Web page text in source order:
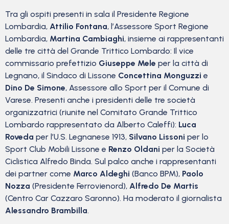
Tra gli ospiti presenti in sala il Presidente Regione
Lombardia, Attilio Fontana, l’Assessore Sport Regione
Lombardia, Martina Cambiaghi, insieme ai rappresentanti
delle tre città del Grande Trittico Lombardo: Il vice
commissario prefettizio Giuseppe Mele per la città di
Legnano, il Sindaco di Lissone Concettina Monguzzi e
Dino De Simone, Assessore allo Sport per il Comune di
Varese. Presenti anche i presidenti delle tre società
organizzatrici (riunite nel Comitato Grande Trittico
Lombardo rappresentato da Alberto Caleffi): Luca
Roveda per l’U.S. Legnanese 1913, Silvano Lissoni per lo
Sport Club Mobili Lissone e Renzo Oldani per la Società
Ciclistica Alfredo Binda. Sul palco anche i rappresentanti
dei partner come Marco Aldeghi (Banco BPM), Paolo
Nozza (Presidente Ferrovienord), Alfredo De Martis
(Centro Car Cazzaro Saronno). Ha moderato il giornalista
Alessandro Brambilla.